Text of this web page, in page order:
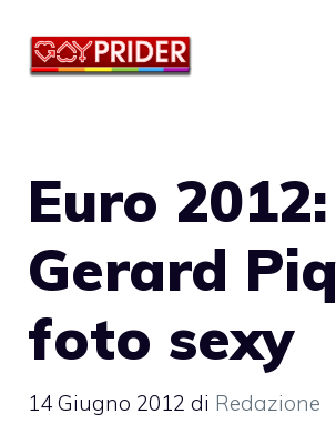
Euro 2012:
Gerard
foto sexy
14 Giugno 2012 di Redazione